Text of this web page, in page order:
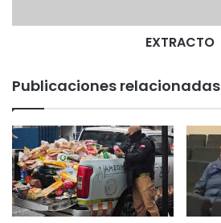
EXTRACTO
Publicaciones relacionadas